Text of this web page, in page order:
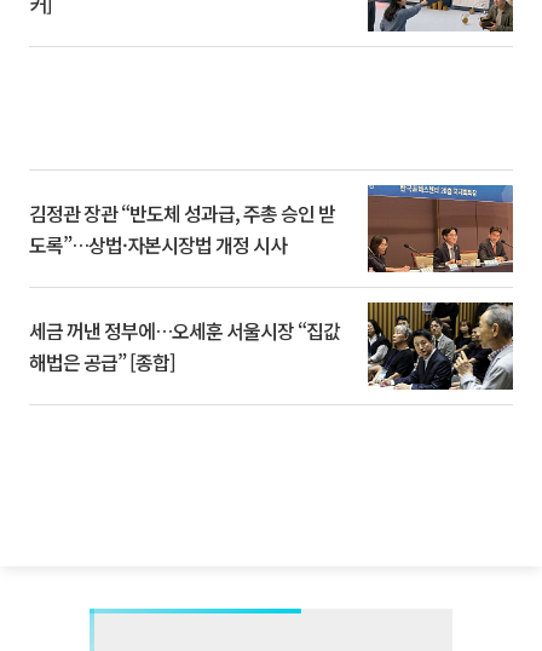
김정관 장관 “반도체 성과급, 주총 승인 받
도록”…상법·자본시장법 개정 시사
세금 꺼낸 정부에…오세훈 서울시장 “집값
해법은 공급” [종합]